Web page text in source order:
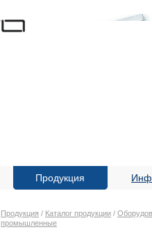
Продукция
Продукция / Каталог продукции /
промышленные